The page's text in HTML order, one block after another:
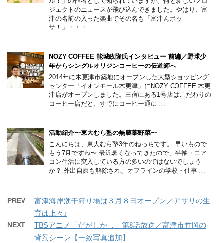
ジェクトのニュースが飛び込んできました。やはり、富
津の名前の入った楽曲でその名も「富津んボッ
サ！」・・・ …
NOZY COFFEE 能城政隆氏インタビュー 前編／野球少
年からシングルオリジンコーヒーの伝道師へ
2014年に木更津市築地にオープンした大型ショッピング
センター「イオンモール木更津」にNOZY COFFEE 木更
津店がオープンしました。三宿にある1号店はこだわりの
コーヒー店だと、すでにコーヒー通に …
活動紹介〜東大むら塾の無農薬野菜〜
こんにちは、東大むら塾3年のねっちです。 早いもので
もう7月ですね〜 最近暑くなってきたので、半袖・エア
コン生活に突入している方の多いのではないでしょう
か？ 外出自粛も解除され、オフラインの学校・仕事 …
PREV
富津海岸潮干狩り場は３月８日オープン／アサリの生
育は上々♪
NEXT
TBSアニメ「だがしかし」第8話放送／富津市竹岡の
背景シーン【一致写真追加】